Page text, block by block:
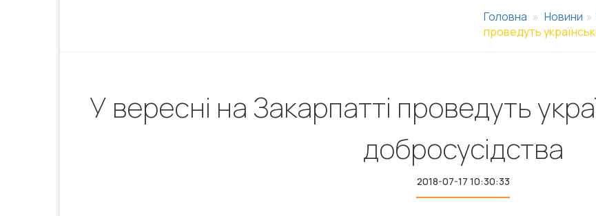
Головна Новини
проведуть
У вересні на Закарпатті проведуть
добросусідства
2018-07-17 10:30:33